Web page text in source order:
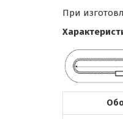
При